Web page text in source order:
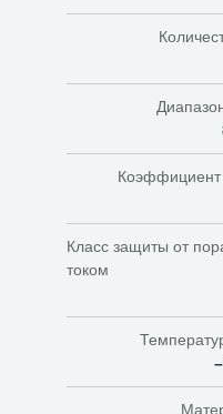
Класс защиты от
током